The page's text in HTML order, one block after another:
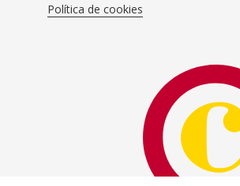
Política de cookies